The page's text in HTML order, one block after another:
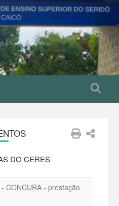
DO CERES
CONCURA - prestação